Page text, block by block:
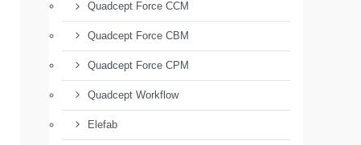
Quadcept Force CCM
Quadcept Force CBM
Quadcept Force CPM
Quadcept Workflow
Elefab